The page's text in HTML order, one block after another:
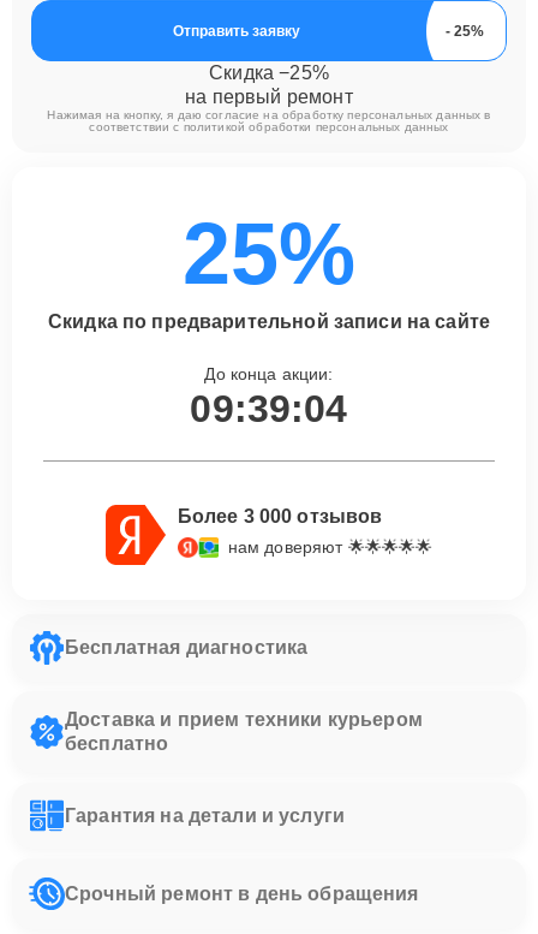
Отправить заявку
Скидка −25%
на первый ремонт
Нажимая на кнопку, я даю согласие на обработку персональных данных в
соответствии с политикой обработки персональных данных
25%
Скидка по предварительной записи на сайте
До конца акции:
09:39:03
Более 3 000 отзывов
нам доверяют 🌟🌟🌟🌟🌟
Бесплатная диагностика
Доставка и прием техники курьером
бесплатно
Гарантия на детали и услуги
Срочный ремонт в день обращения